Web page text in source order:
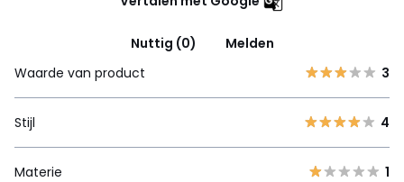
Nuttig (0)
Melden
Waarde van product
3
Stijl 4
Materie 1